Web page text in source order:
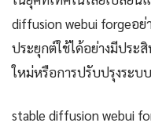
diffusion webui forgeอ
ประยุกต์ใช้ได้อย่างมีประ
ใหม่หรือการปรับปรุงระ
stable diffusion webui